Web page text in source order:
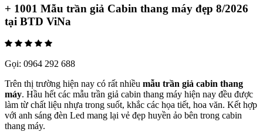
+ 1001 Mẫu trần giả Cabin thang máy đẹp 8/2026
tại BTD ViNa
Gọi: 0964 292 688
Trên thị trường hiện nay có rất nhiều mẫu trần giả cabin thang
máy. Hầu hết các mẫu trần giả cabin thang máy hiện nay đều được
làm từ chất liệu nhựa trong suốt, khắc các họa tiết, hoa văn. Kết hợp
với anh sáng đèn Led mang lại vẻ đẹp huyền ảo bên trong cabin
thang máy.